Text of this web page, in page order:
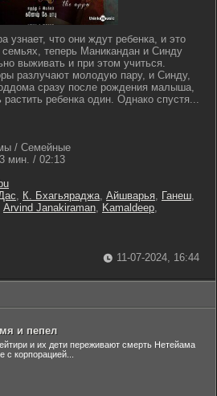
узнает, что они ждут ребенка, и это
теперь Маникандан и Синду
выживать и при этом учиться.
разлучают молодую пару, и Синду,
сразу после рождения малыша,
ребенка один. Однако спустя...
/ Семейные
мин. / 02:13
, К. Бхагьяраджа, Айшварья, Ганеш,
Arvind Janakiraman, Kamaldeep,
11-07-2024, 16:44
и пепел
и их дети переживают смерть Нетейама
с корпорацией...